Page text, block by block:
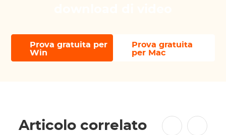
Prova gratuita per
Win
Prova gratuita
per Mac
Articolo correlato